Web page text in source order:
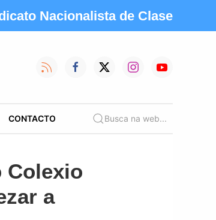
Nacionalista de Clase
CONTACTO Busca na web...
Colexio
a